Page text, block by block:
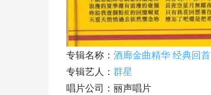
专辑名称： 酒廊金曲精华 经典回首
专辑艺人： 群星
唱片公司：丽声唱片